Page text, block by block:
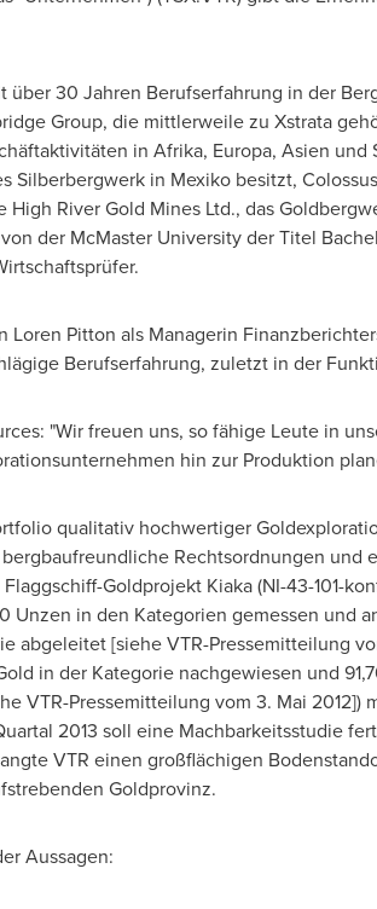
über 30 Jahren Berufserfahrung in der
Group, die mittlerweile zu Xstrata
in Afrika, Europa, Asien
Silberbergwerk in Mexiko besitzt,
River Gold Mines Ltd., das
der McMaster Universityder Titel
Pitton als Managerin
Berufserfahrung, zuletzt in der
"Wir freuen uns, so fähige Leute in
hin zur Produktion
qualitativ hochwertiger
Rechtsordnungen und
Goldprojekt Kiaka (NI-43-101-
Unzen in den Kategorien gemessen und
abgeleitet [siehe VTR-Pressemitteilung
in der Kategorie nachgewiesen und
VTR-Pressemitteilung vom 3. Mai
2013 soll eine Machbarkeitsstudie
VTR einen großflächigen
Goldprovinz.
Aussagen: